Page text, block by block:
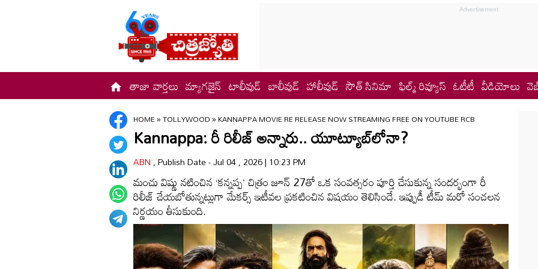
తాజా వార్తలు మ్యాగజైన్ టాలీవుడ్ బాలీవుడ్ హాలీవుడ్ సౌత్ సినిమా ఫిల్మ్ రివ్యూస్ ఓటీటీ వీడియోలు
HOME»TOLLYWOOD»KANNAPPA MOVIE RE RELEASE NOW STREAMING FREE ON YOUTUBE RCB
Kannappa: రీ రిలీజ్ అన్నారు.. యూట్యూబ్‌లోనా?
ABN, Publish Date - Jul 04 , 2026 | 10:23 PM
మంచు విష్ణు నటించిన ‘కన్నప్ప’ చిత్రం జూన్ 27తో ఒక సంవత్సరం పూర్తి చేసుకున్న సందర్భంగా రీ
రిలీజ్ చేయబోతున్నట్లుగా మేకర్స్ ఇటీవల ప్రకటించిన విషయం తెలిసిందే. ఇప్పుడీ టీమ్ మరో సంచలన
నిర్ణయం తీసుకుంది.